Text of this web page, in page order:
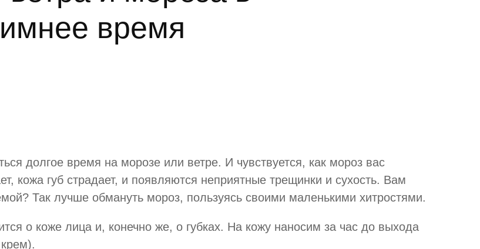
время
долгое время на морозе или ветре. И чувствуется, как мороз вас
кожа губ страдает, и появляются неприятные трещинки и сухость. Вам
Так лучше обмануть мороз, пользуясь своими маленькими хитростями.
о коже лица и, конечно же, о губках. На кожу наносим за час до выхода